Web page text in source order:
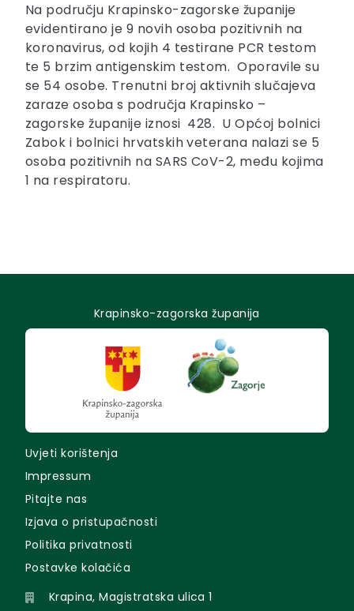
Na području Krapinsko-zagorske županije
evidentirano je 9 novih osoba pozitivnih na
koronavirus, od kojih 4 testirane PCR testom
te 5 brzim antigenskim testom. Oporavile su
se 54 osobe. Trenutni broj aktivnih slučajeva
zaraze osoba s područja Krapinsko –
zagorske županije iznosi 428. U Općoj bolnici
Zabok i bolnici hrvatskih veterana nalazi se 5
osoba pozitivnih na SARS CoV-2, među kojima
1 na respiratoru.
Krapinsko-zagorska županija
Uvjeti korištenja
Impressum
Pitajte nas
Izjava o pristupačnosti
Politika privatnosti
Postavke kolačića
Krapina, Magistratska ulica 1